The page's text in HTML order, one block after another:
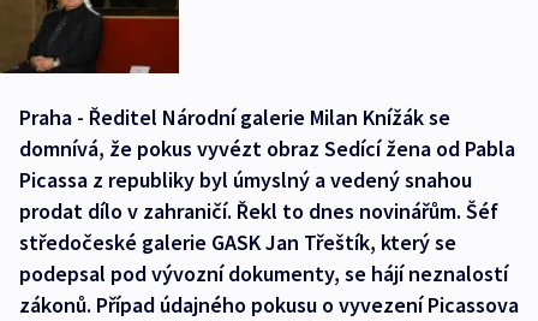
Praha - Ředitel Národní galerie Milan Knížák se
domnívá, že pokus vyvézt obraz Sedící žena od Pabla
Picassa z republiky byl úmyslný a vedený snahou
prodat dílo v zahraničí. Řekl to dnes novinářům. Šéf
středočeské galerie GASK Jan Třeštík, který se
podepsal pod vývozní dokumenty, se hájí neznalostí
zákonů. Případ údajného pokusu o vyvezení Picassova